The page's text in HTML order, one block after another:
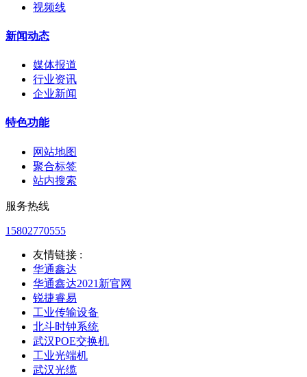
视频线
新闻动态
媒体报道
行业资讯
企业新闻
特色功能
网站地图
聚合标签
站内搜索
服务热线
15802770555
友情链接 :
华通鑫达
华通鑫达2021新官网
锐捷睿易
工业传输设备
北斗时钟系统
武汉POE交换机
工业光端机
武汉光缆